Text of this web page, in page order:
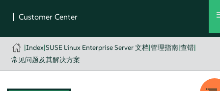
|Index|SUSE Linux Enterprise Server 文档|管理指南|查错|
常见问题及其解决方案